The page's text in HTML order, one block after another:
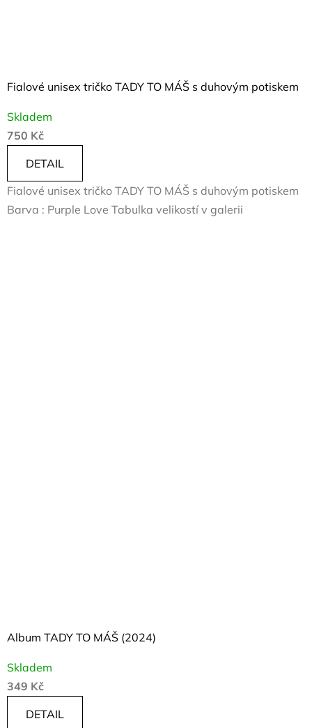
Fialové unisex tričko TADY TO MÁŠ s duhovým potiskem
Skladem
750 Kč
DETAIL
Fialové unisex tričko TADY TO MÁŠ s duhovým potiskem
Barva : Purple Love Tabulka velikostí v galerii
Album TADY TO MÁŠ (2024)
Skladem
349 Kč
DETAIL